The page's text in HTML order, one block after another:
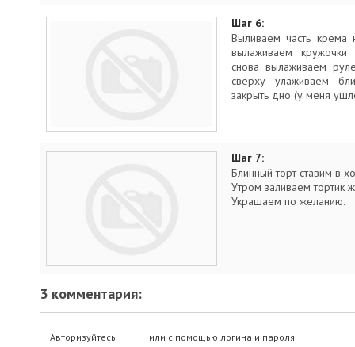
Шаг 6:
Выливаем часть крема
вылаживаем
снова вылаживаем
сверху улаживаем
закрыть дно (у меня
Шаг 7:
Блинный торт ставим в
Утром заливаем тортик
Украшаем по желанию.
3 комментария:
Авторизуйтесь или с помощью логина и пароля